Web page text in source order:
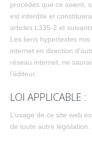
procédés que ce soient,
est interdite et
articles L335-2 et
Les liens hypertextes
internet en direction
réseau internet, ne
l’éditeur.
LOI APPLICABLE :
L’usage de ce site web
de toute autre législation.